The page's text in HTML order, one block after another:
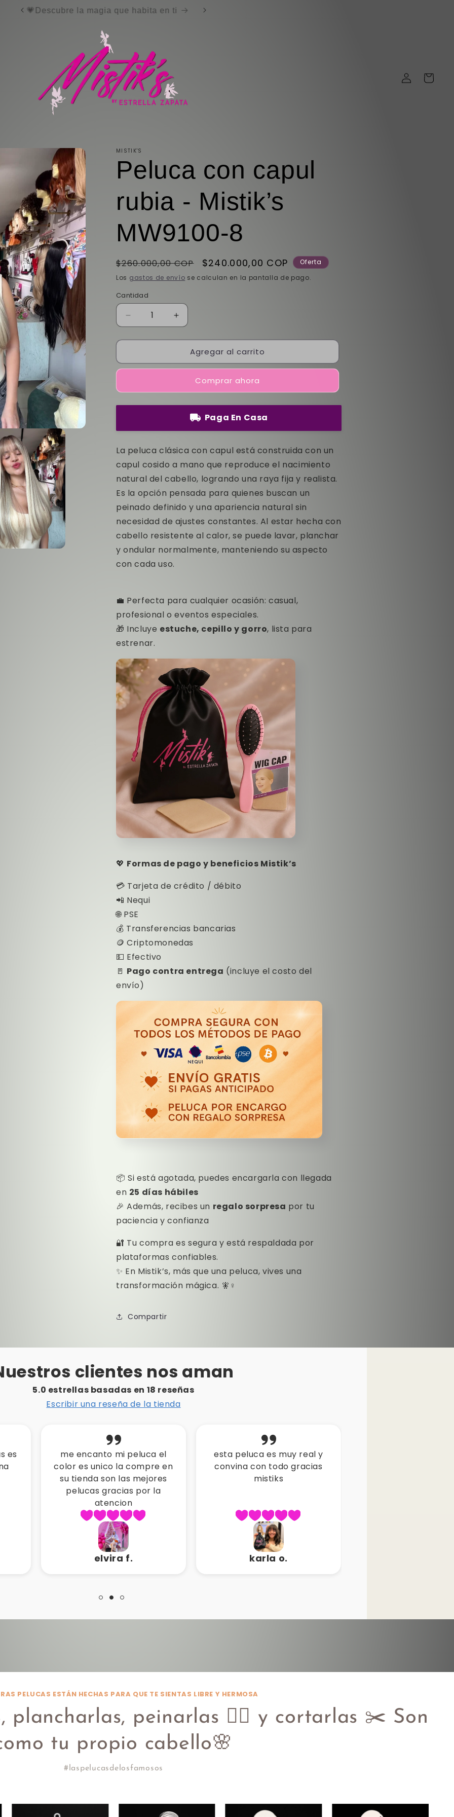
Bienvenida a TU tienda de pelucas
Iniciar
sesión
Carrito
MISTIK'S
Peluca con capul
rubia - Mistik’s
MW9100-8
Precio
habitual
$260.000,00 COP
Precio
de
$240.000,00 COP
Oferta
Los gastos de envío se calculan en la pantalla de pago.
Cantidad
Reducir
cantidad
para
con
-
Mistik’s
Aumentar
cantidad
para
Peluca
con
rubia
-
Mistik’s
MW9100-
Agregar al carrito
Comprar ahora
Paga En Casa
La peluca clásica con capul está construida con un
capul cosido a mano que reproduce el nacimiento
natural del cabello, logrando una raya fija y realista.
Es la opción pensada para quienes buscan un
peinado definido y una apariencia natural sin
necesidad de ajustes constantes. Al estar hecha con
cabello resistente al calor, se puede lavar, planchar
y ondular normalmente, manteniendo su aspecto
con cada uso.
💼 Perfecta para cualquier ocasión: casual,
profesional o eventos especiales.
🎁 Incluye estuche, cepillo y gorro, lista para
estrenar.
💖 Formas de pago y beneficios Mistik’s
💳 Tarjeta de crédito / débito
📲 Nequi
🌐 PSE
💰 Transferencias bancarias
🪙 Criptomonedas
💵 Efectivo
🚪 Pago contra entrega (incluye el costo del
envío)
📦 Si está agotada, puedes encargarla con llegada
en 25 días hábiles
🎉 Además, recibes un regalo sorpresa por tu
paciencia y confianza
🔐 Tu compra es segura y está respaldada por
plataformas confiables.
✨ En Mistik’s, más que una peluca, vives una
transformación mágica. 🧚♀️
Compartir
clientes nos aman
5.0 estrellas basadas en 18 reseñas
Escribir una reseña de la tienda
el
en
esta peluca es muy real y
convina con todo gracias
mistiks
karla o.
mistiks me encanta una
peluca super real hasta
ahora nadie lo nota me
carolina b.
PELUCAS ESTÁN HECHAS PARA QUE TE SIENTAS LIBRE Y HERMOSA
plancharlas, peinarlas 💇‍♀️ y cortarlas ✂️ Son
tu propio cabello🌸
#laspelucasdelosfamosos